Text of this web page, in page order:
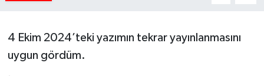
4 Ekim 2024’teki yazımın tekrar yayınlanmasını
uygun gördüm.